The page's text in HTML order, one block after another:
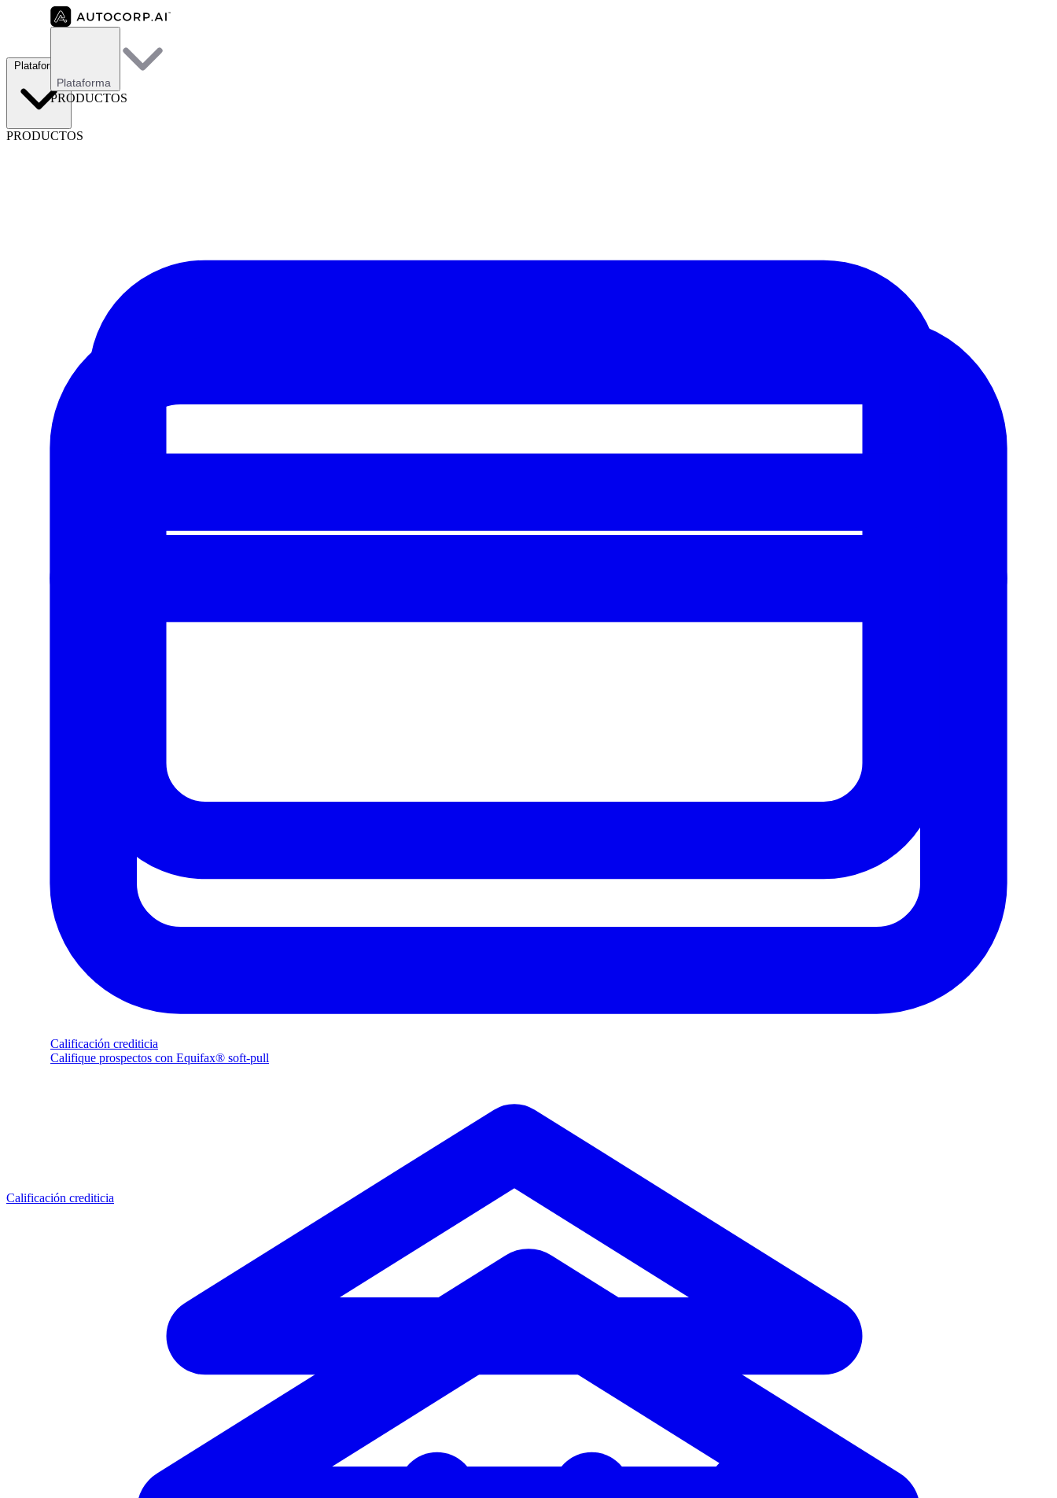
Plataforma
PRODUCTOS
Calificación crediticia
Califique prospectos con Equifax® soft-pull
Plataforma
PRODUCTOS
Calificación crediticia